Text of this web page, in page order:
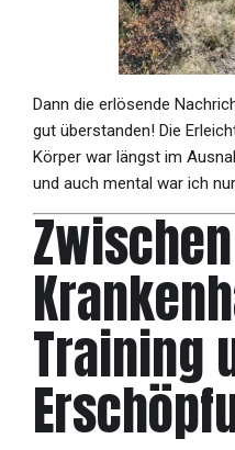
Dann die erlösende
gut überstanden! Die
Körper war längst im
und auch mental war ich
Zwischen
Training